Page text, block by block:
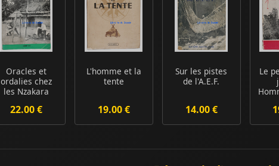
Oracles et
ordalies chez
les Nzakara
22.00 €
L'homme et la
tente
19.00 €
Sur les pistes
de l'A.E.F.
14.00 €
Le